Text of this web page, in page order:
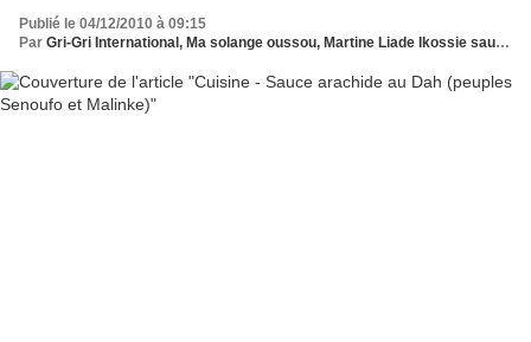
Publié le 04/12/2010 à 09:15
Par Gri-Gri International, Ma solange oussou, Martine Liade Ikossie sauce arachide au Dah. (peuples Senoufo et Malinke)